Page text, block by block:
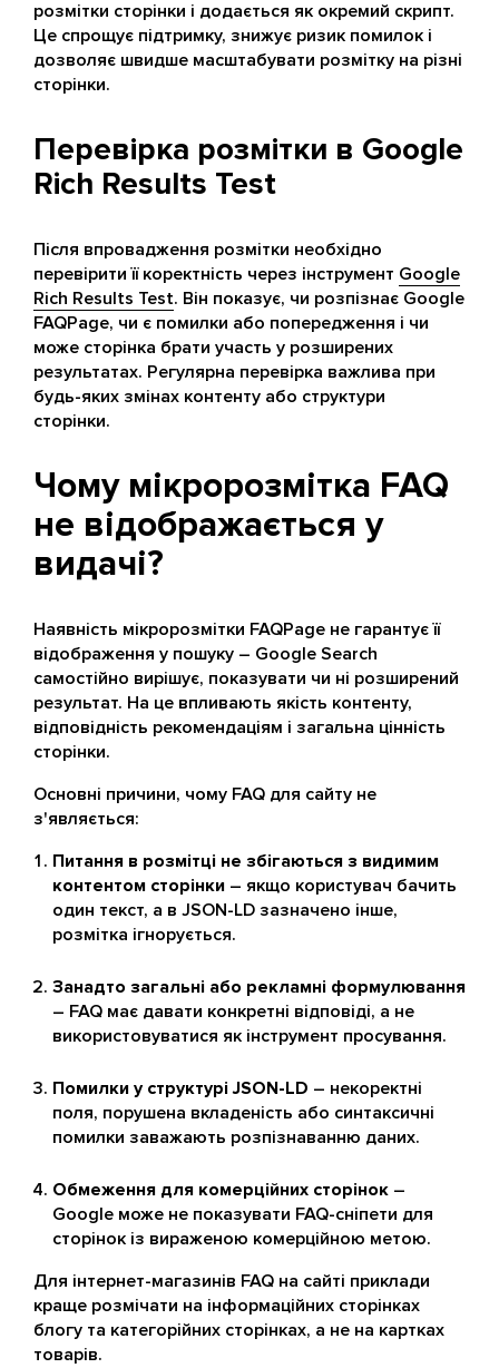
розмітки сторінки і додається як окремий скрипт.
Це спрощує підтримку, знижує ризик помилок і
дозволяє швидше масштабувати розмітку на різні
сторінки.
Перевірка розмітки в Google
Rich Results Test
Після впровадження розмітки необхідно
перевірити її коректність через інструмент Google
Rich Results Test. Він показує, чи розпізнає Google
FAQPage, чи є помилки або попередження і чи
може сторінка брати участь у розширених
результатах. Регулярна перевірка важлива при
будь-яких змінах контенту або структури
сторінки.
Чому мікророзмітка FAQ
не відображається у
видачі?
Наявність мікророзмітки FAQPage не гарантує її
відображення у пошуку – Google Search
самостійно вирішує, показувати чи ні розширений
результат. На це впливають якість контенту,
відповідність рекомендаціям і загальна цінність
сторінки.
Основні причини, чому FAQ для сайту не
з'являється:
Питання в розмітці не збігаються з видимим
контентом сторінки – якщо користувач бачить
один текст, а в JSON-LD зазначено інше,
розмітка ігнорується.
Занадто загальні або рекламні формулювання
– FAQ має давати конкретні відповіді, а не
використовуватися як інструмент просування.
Помилки у структурі JSON-LD – некоректні
поля, порушена вкладеність або синтаксичні
помилки заважають розпізнаванню даних.
Обмеження для комерційних сторінок –
Google може не показувати FAQ-сніпети для
сторінок із вираженою комерційною метою.
Для інтернет-магазинів FAQ на сайті приклади
краще розмічати на інформаційних сторінках
блогу та категорійних сторінках, а не на картках
товарів.